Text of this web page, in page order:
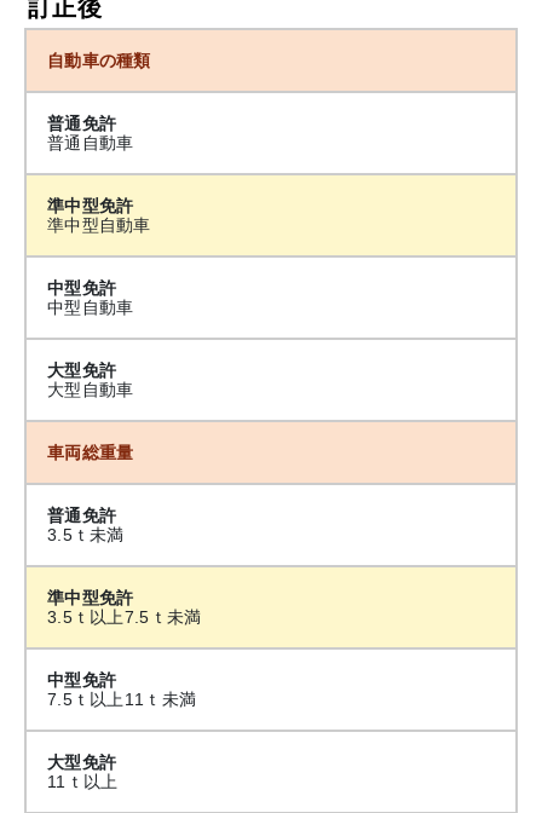
訂正後
自動車の種類
普通免許
普通自動車
準中型免許
準中型自動車
中型免許
中型自動車
大型免許
大型自動車
車両総重量
普通免許
3.5ｔ未満
準中型免許
3.5ｔ以上7.5ｔ未満
中型免許
7.5ｔ以上11ｔ未満
大型免許
11ｔ以上